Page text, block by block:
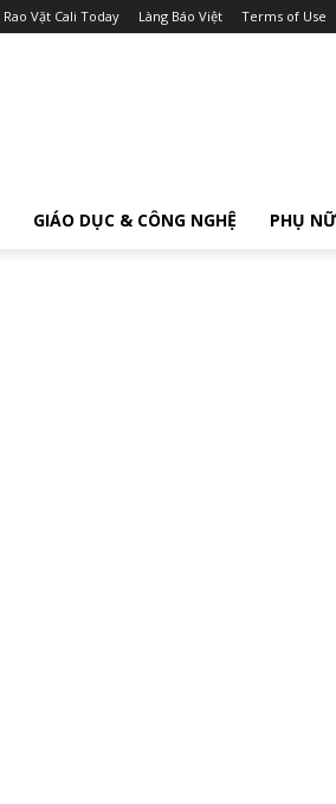
Rao Vặt Cali Today Làng Báo Việt Terms of Use
GIÁO DỤC & CÔNG NGHỆ PHỤ NỮ